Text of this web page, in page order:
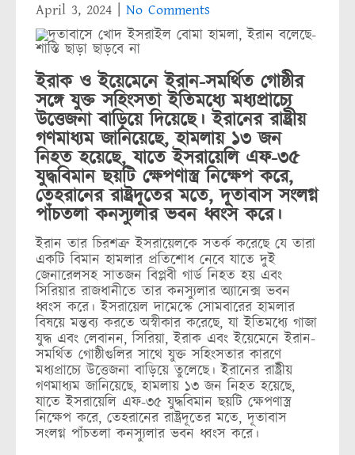
April 3, 2024
No Comments
ইরাক ও ইয়েমেনে ইরান-সমর্থিত গোষ্ঠীর
সঙ্গে যুক্ত সহিংসতা ইতিমধ্যে মধ্যপ্রাচ্যে
উত্তেজনা বাড়িয়ে দিয়েছে। ইরানের রাষ্ট্রীয়
গণমাধ্যম জানিয়েছে, হামলায় ১৩ জন
নিহত হয়েছে, যাতে ইসরায়েলি এফ-৩৫
যুদ্ধবিমান ছয়টি ক্ষেপণাস্ত্র নিক্ষেপ করে,
তেহরানের রাষ্ট্রদূতের মতে, দূতাবাস সংলগ্ন
পাঁচতলা কনস্যুলার ভবন ধ্বংস করে।
ইরান তার চিরশত্রু ইসরায়েলকে সতর্ক করেছে যে তারা
একটি বিমান হামলার প্রতিশোধ নেবে যাতে দুই
জেনারেলসহ সাতজন বিপ্লবী গার্ড নিহত হয় এবং
সিরিয়ার রাজধানীতে তার কনস্যুলার অ্যানেক্স ভবন
ধ্বংস করে। ইসরায়েল দামেস্কে সোমবারের হামলার
বিষয়ে মন্তব্য করতে অস্বীকার করেছে, যা ইতিমধ্যে গাজা
যুদ্ধ এবং লেবানন, সিরিয়া, ইরাক এবং ইয়েমেনে ইরান-
সমর্থিত গোষ্ঠীগুলির সাথে যুক্ত সহিংসতার কারণে
মধ্যপ্রাচ্যে উত্তেজনা বাড়িয়ে তুলেছে। ইরানের রাষ্ট্রীয়
গণমাধ্যম জানিয়েছে, হামলায় ১৩ জন নিহত হয়েছে,
যাতে ইসরায়েলি এফ-৩৫ যুদ্ধবিমান ছয়টি ক্ষেপণাস্ত্র
নিক্ষেপ করে, তেহরানের রাষ্ট্রদূতের মতে, দূতাবাস
সংলগ্ন পাঁচতলা কনস্যুলার ভবন ধ্বংস করে।